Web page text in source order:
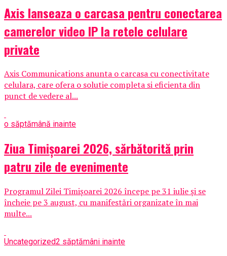
Axis lanseaza o carcasa pentru conectarea
camerelor video IP la retele celulare
private
Axis Communications anunta o carcasa cu conectivitate
celulara, care ofera o solutie completa si eficienta din
punct de vedere al...
o săptămână inainte
Ziua Timișoarei 2026, sărbătorită prin
patru zile de evenimente
Programul Zilei Timișoarei 2026 începe pe 31 iulie și se
încheie pe 3 august, cu manifestări organizate în mai
multe...
Uncategorized2 săptămâni inainte